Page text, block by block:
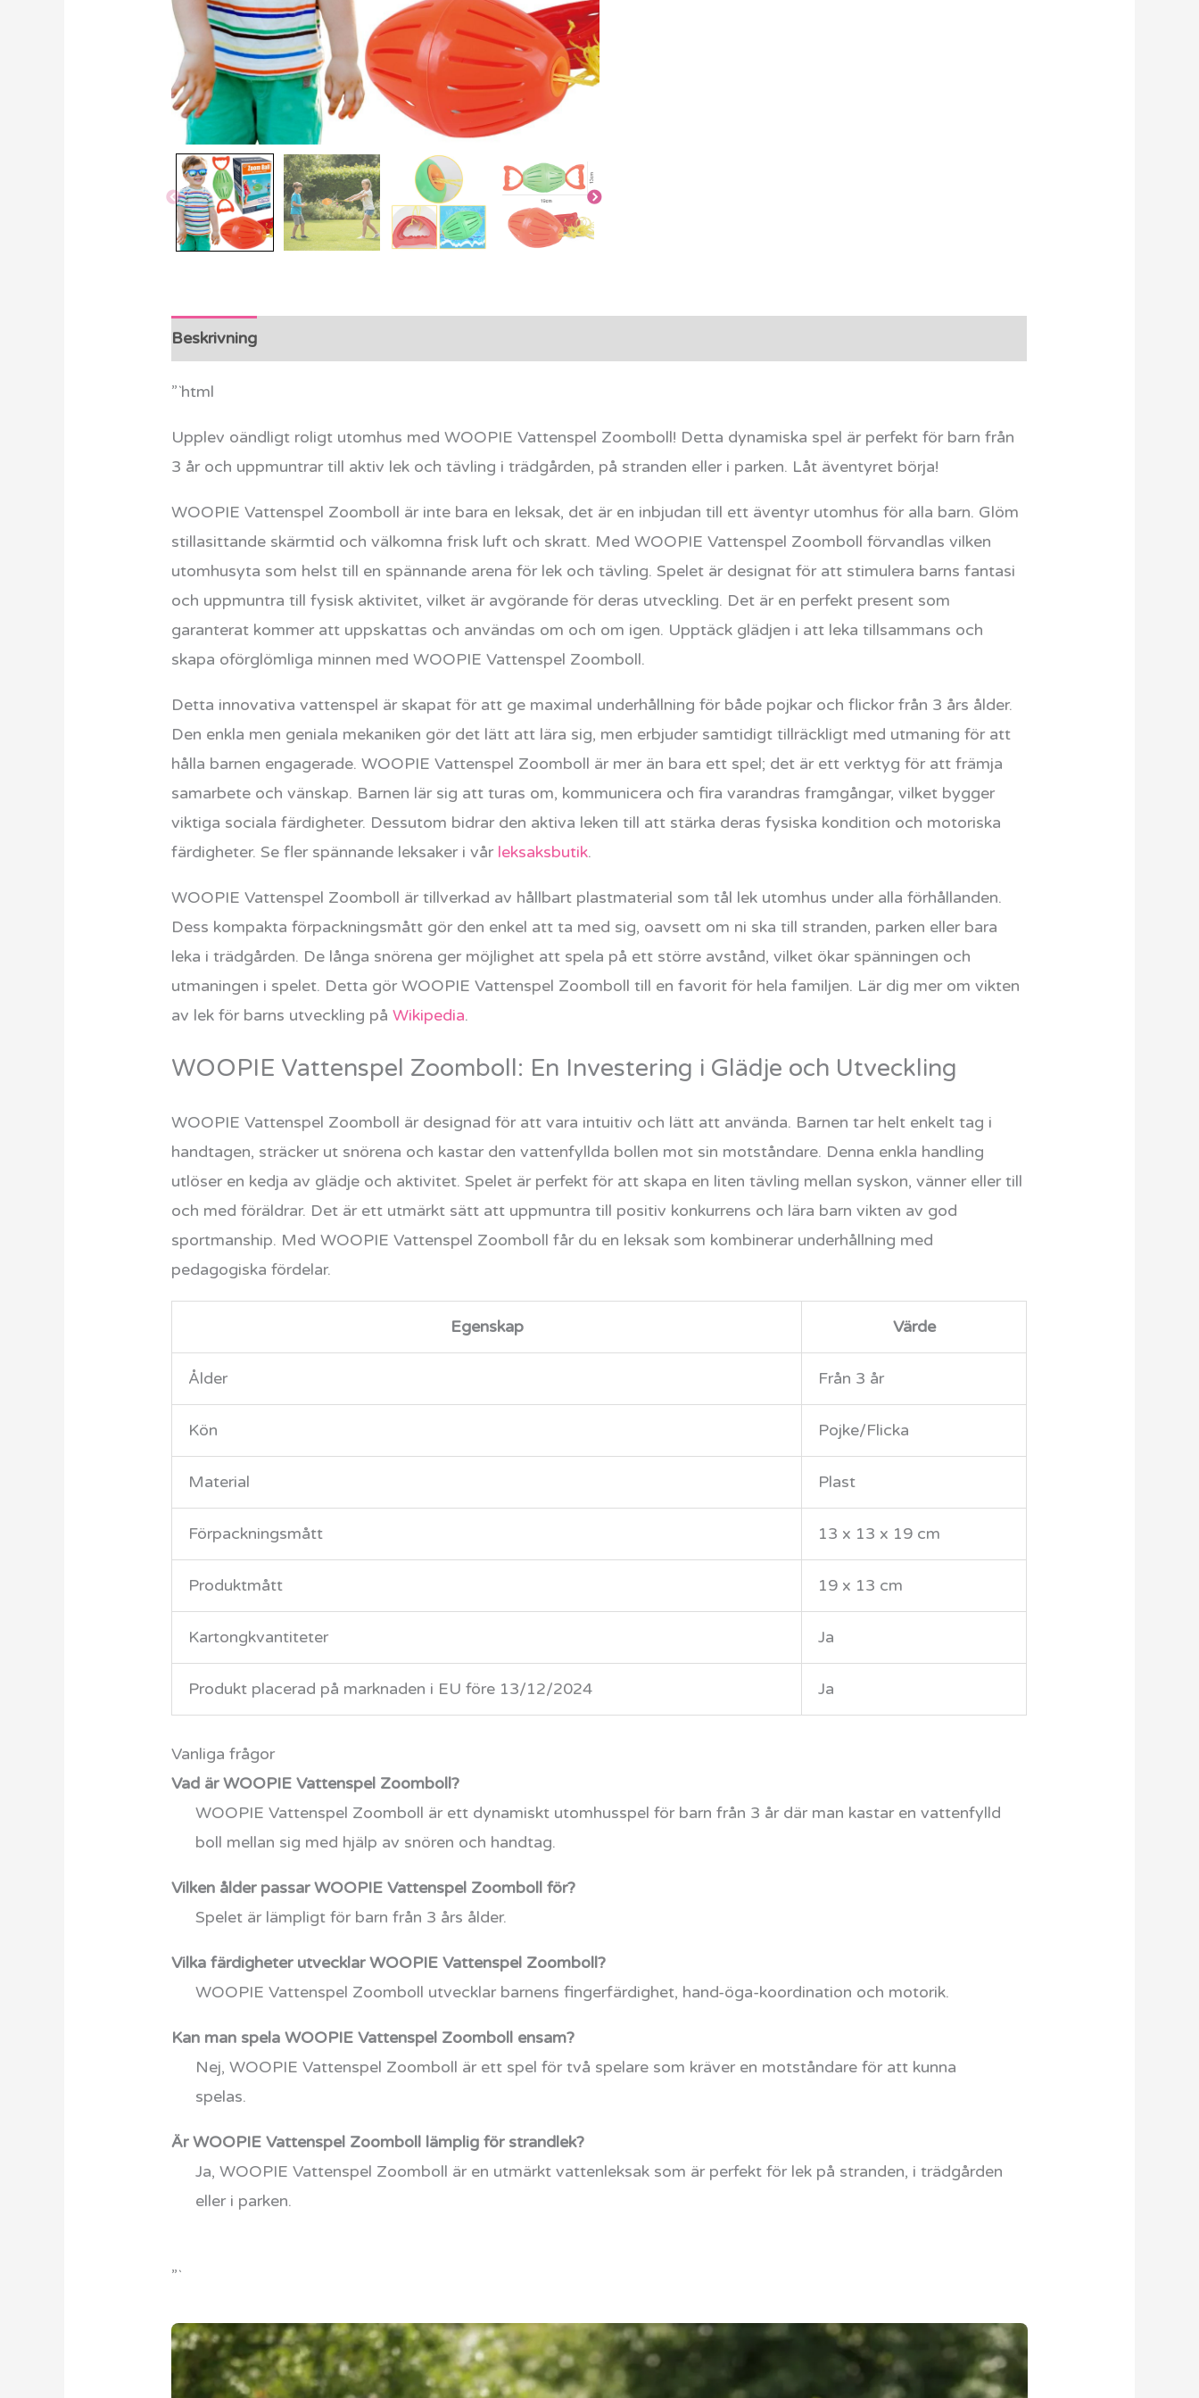
Beskrivning
”`html
Upplev oändligt roligt utomhus med WOOPIE Vattenspel Zoomboll! Detta dynamiska spel är perfekt för barn från
3 år och uppmuntrar till aktiv lek och tävling i trädgården, på stranden eller i parken. Låt äventyret börja!
WOOPIE Vattenspel Zoomboll är inte bara en leksak, det är en inbjudan till ett äventyr utomhus för alla barn. Glöm
stillasittande skärmtid och välkomna frisk luft och skratt. Med WOOPIE Vattenspel Zoomboll förvandlas vilken
utomhusyta som helst till en spännande arena för lek och tävling. Spelet är designat för att stimulera barns fantasi
och uppmuntra till fysisk aktivitet, vilket är avgörande för deras utveckling. Det är en perfekt present som
garanterat kommer att uppskattas och användas om och om igen. Upptäck glädjen i att leka tillsammans och
skapa oförglömliga minnen med WOOPIE Vattenspel Zoomboll.
Detta innovativa vattenspel är skapat för att ge maximal underhållning för både pojkar och flickor från 3 års ålder.
Den enkla men geniala mekaniken gör det lätt att lära sig, men erbjuder samtidigt tillräckligt med utmaning för att
hålla barnen engagerade. WOOPIE Vattenspel Zoomboll är mer än bara ett spel; det är ett verktyg för att främja
samarbete och vänskap. Barnen lär sig att turas om, kommunicera och fira varandras framgångar, vilket bygger
viktiga sociala färdigheter. Dessutom bidrar den aktiva leken till att stärka deras fysiska kondition och motoriska
färdigheter. Se fler spännande leksaker i vår leksaksbutik.
WOOPIE Vattenspel Zoomboll är tillverkad av hållbart plastmaterial som tål lek utomhus under alla förhållanden.
Dess kompakta förpackningsmått gör den enkel att ta med sig, oavsett om ni ska till stranden, parken eller bara
leka i trädgården. De långa snörena ger möjlighet att spela på ett större avstånd, vilket ökar spänningen och
utmaningen i spelet. Detta gör WOOPIE Vattenspel Zoomboll till en favorit för hela familjen. Lär dig mer om vikten
av lek för barns utveckling påWikipedia.
WOOPIE Vattenspel Zoomboll: En Investering i Glädje och Utveckling
WOOPIE Vattenspel Zoomboll är designad för att vara intuitiv och lätt att använda. Barnen tar helt enkelt tag i
handtagen, sträcker ut snörena och kastar den vattenfyllda bollen mot sin motståndare. Denna enkla handling
utlöser en kedja av glädje och aktivitet. Spelet är perfekt för att skapa en liten tävling mellan syskon, vänner eller till
och med föräldrar. Det är ett utmärkt sätt att uppmuntra till positiv konkurrens och lära barn vikten av god
sportmanship. Med WOOPIE Vattenspel Zoomboll får du en leksak som kombinerar underhållning med
pedagogiska fördelar.
Egenskap Värde
Ålder Från 3 år
Kön Pojke/Flicka
Material Plast
Förpackningsmått 13 x 13 x 19 cm
Produktmått 19 x 13 cm
Kartongkvantiteter Ja
Produkt placerad på marknaden i EU före 13/12/2024 Ja
Vanliga frågor
Vad är WOOPIE Vattenspel Zoomboll?
WOOPIE Vattenspel Zoomboll är ett dynamiskt utomhusspel för barn från 3 år där man kastar en vattenfylld
boll mellan sig med hjälp av snören och handtag.
Vilken ålder passar WOOPIE Vattenspel Zoomboll för?
Spelet är lämpligt för barn från 3 års ålder.
Vilka färdigheter utvecklar WOOPIE Vattenspel Zoomboll?
WOOPIE Vattenspel Zoomboll utvecklar barnens fingerfärdighet, hand-öga-koordination och motorik.
Kan man spela WOOPIE Vattenspel Zoomboll ensam?
Nej, WOOPIE Vattenspel Zoomboll är ett spel för två spelare som kräver en motståndare för att kunna
spelas.
Är WOOPIE Vattenspel Zoomboll lämplig för strandlek?
Ja, WOOPIE Vattenspel Zoomboll är en utmärkt vattenleksak som är perfekt för lek på stranden, i trädgården
eller i parken.
”`